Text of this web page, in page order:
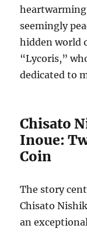
seemingly
hidden world
“Lycoris,”
dedicated to
Chisato
Inoue:
Coin
The story
Chisato
an